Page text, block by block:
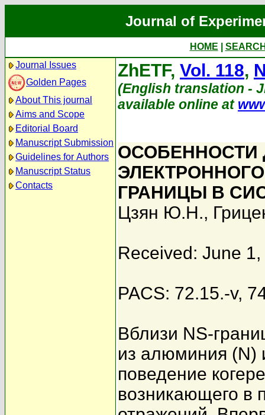
Journal of
HOME
Journal Issues
Golden Pages
About This journal
Aims and Scope
Editorial Board
Manuscript Submission
Guidelines for Authors
Manuscript Status
Contacts
ZhETF, Vol. 118,
(English translation -
available online at
ОСОБЕННОСТИ
ГРАНИЦЫ В
Цзян Ю.Н.,
Received: June
PACS: 72.15.-v,
Вблизи NS-
из алюминия (N)
поведение
возникающего в